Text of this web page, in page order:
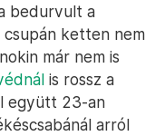
bedurvult a
ketten nem
már nem is
is rossz a
együtt 23-an
arról